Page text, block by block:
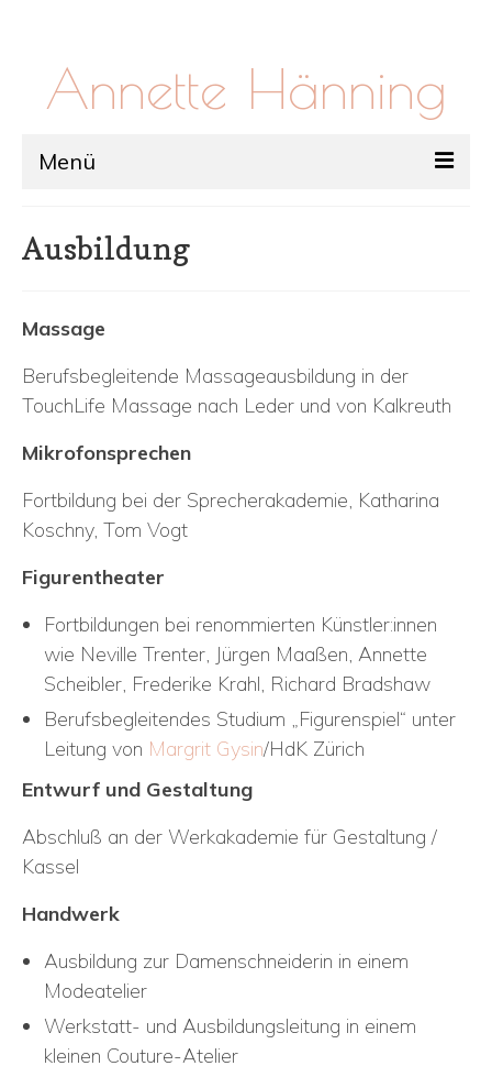
Annette Hänning
Menü
Kontakt
Ausbildung
Massage
Berufsbegleitende Massageausbildung in der
TouchLife Massage nach Leder und von Kalkreuth
Mikrofonsprechen
Fortbildung bei der Sprecherakademie, Katharina
Koschny, Tom Vogt
Figurentheater
Fortbildungen bei renommierten Künstler:innen
wie Neville Trenter, Jürgen Maaßen, Annette
Scheibler, Frederike Krahl, Richard Bradshaw
Berufsbegleitendes Studium „Figurenspiel“ unter
Leitung von Margrit Gysin/HdK Zürich
Entwurf und Gestaltung
Abschluß an der Werkakademie für Gestaltung /
Kassel
Handwerk
Ausbildung zur Damenschneiderin in einem
Modeatelier
Werkstatt- und Ausbildungsleitung in einem
kleinen Couture-Atelier